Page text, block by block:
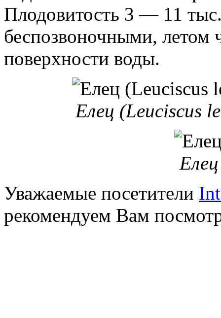
Плодовитость 3 — 11
беспозвоночными, летом
поверхности воды.
Елец (Leuciscus
Уважаемые посетители
рекомендуем Вам